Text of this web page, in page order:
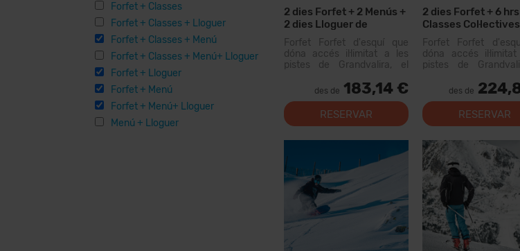
Forfet + Classes
Forfet + Classes + Lloguer
Forfet + Classes + Menú
Forfet + Classes + Menú+ Lloguer
Forfet + Lloguer
Forfet + Menú
Forfet + Menú+ Lloguer
Menú + Lloguer
2 dies Forfet + 2 Menús +
2 dies Lloguer de
Material
Forfet Forfet d'esquí que
dóna accés il·limitat a les
pistes de Grandvalira, el
dels Pirineus. Amb aquest
forfet podràs recórrer més
de 200 km de pistes, amb
opcions per a tots els nivells,
des de 183,14 €
RESERVAR
2 dies Forfet + 6 hrs
Classes
Menúis
Forfet Forfet
dóna accés
pistes de
dels Pirineus. Amb
forfet podràs
de 200 km de
opcions per a tots els
des de
RESERVAR